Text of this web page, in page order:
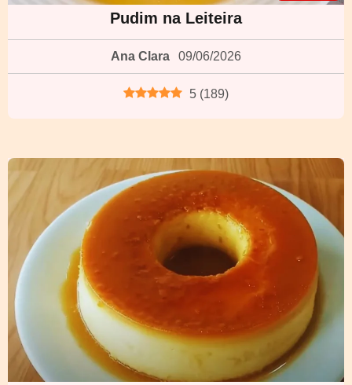
Pudim na Leiteira
Ana Clara 09/06/2026
5 (189)